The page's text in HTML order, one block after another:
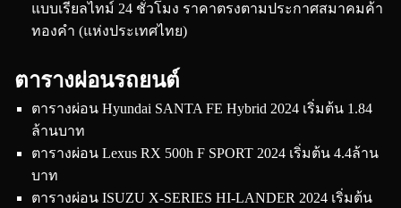
แบบเรียลไทม์ 24 ชั่วโมง ราคาตรงตามประกาศสมาคมค้า
ทองคำ (แห่งประเทศไทย)
ตารางผ่อนรถยนต์
ตารางผ่อน Hyundai SANTA FE Hybrid 2024 เริ่มต้น 1.84
ล้านบาท
ตารางผ่อน Lexus RX 500h F SPORT 2024 เริ่มต้น 4.4ล้าน
บาท
ตารางผ่อน ISUZU X-SERIES HI-LANDER 2024 เริ่มต้น